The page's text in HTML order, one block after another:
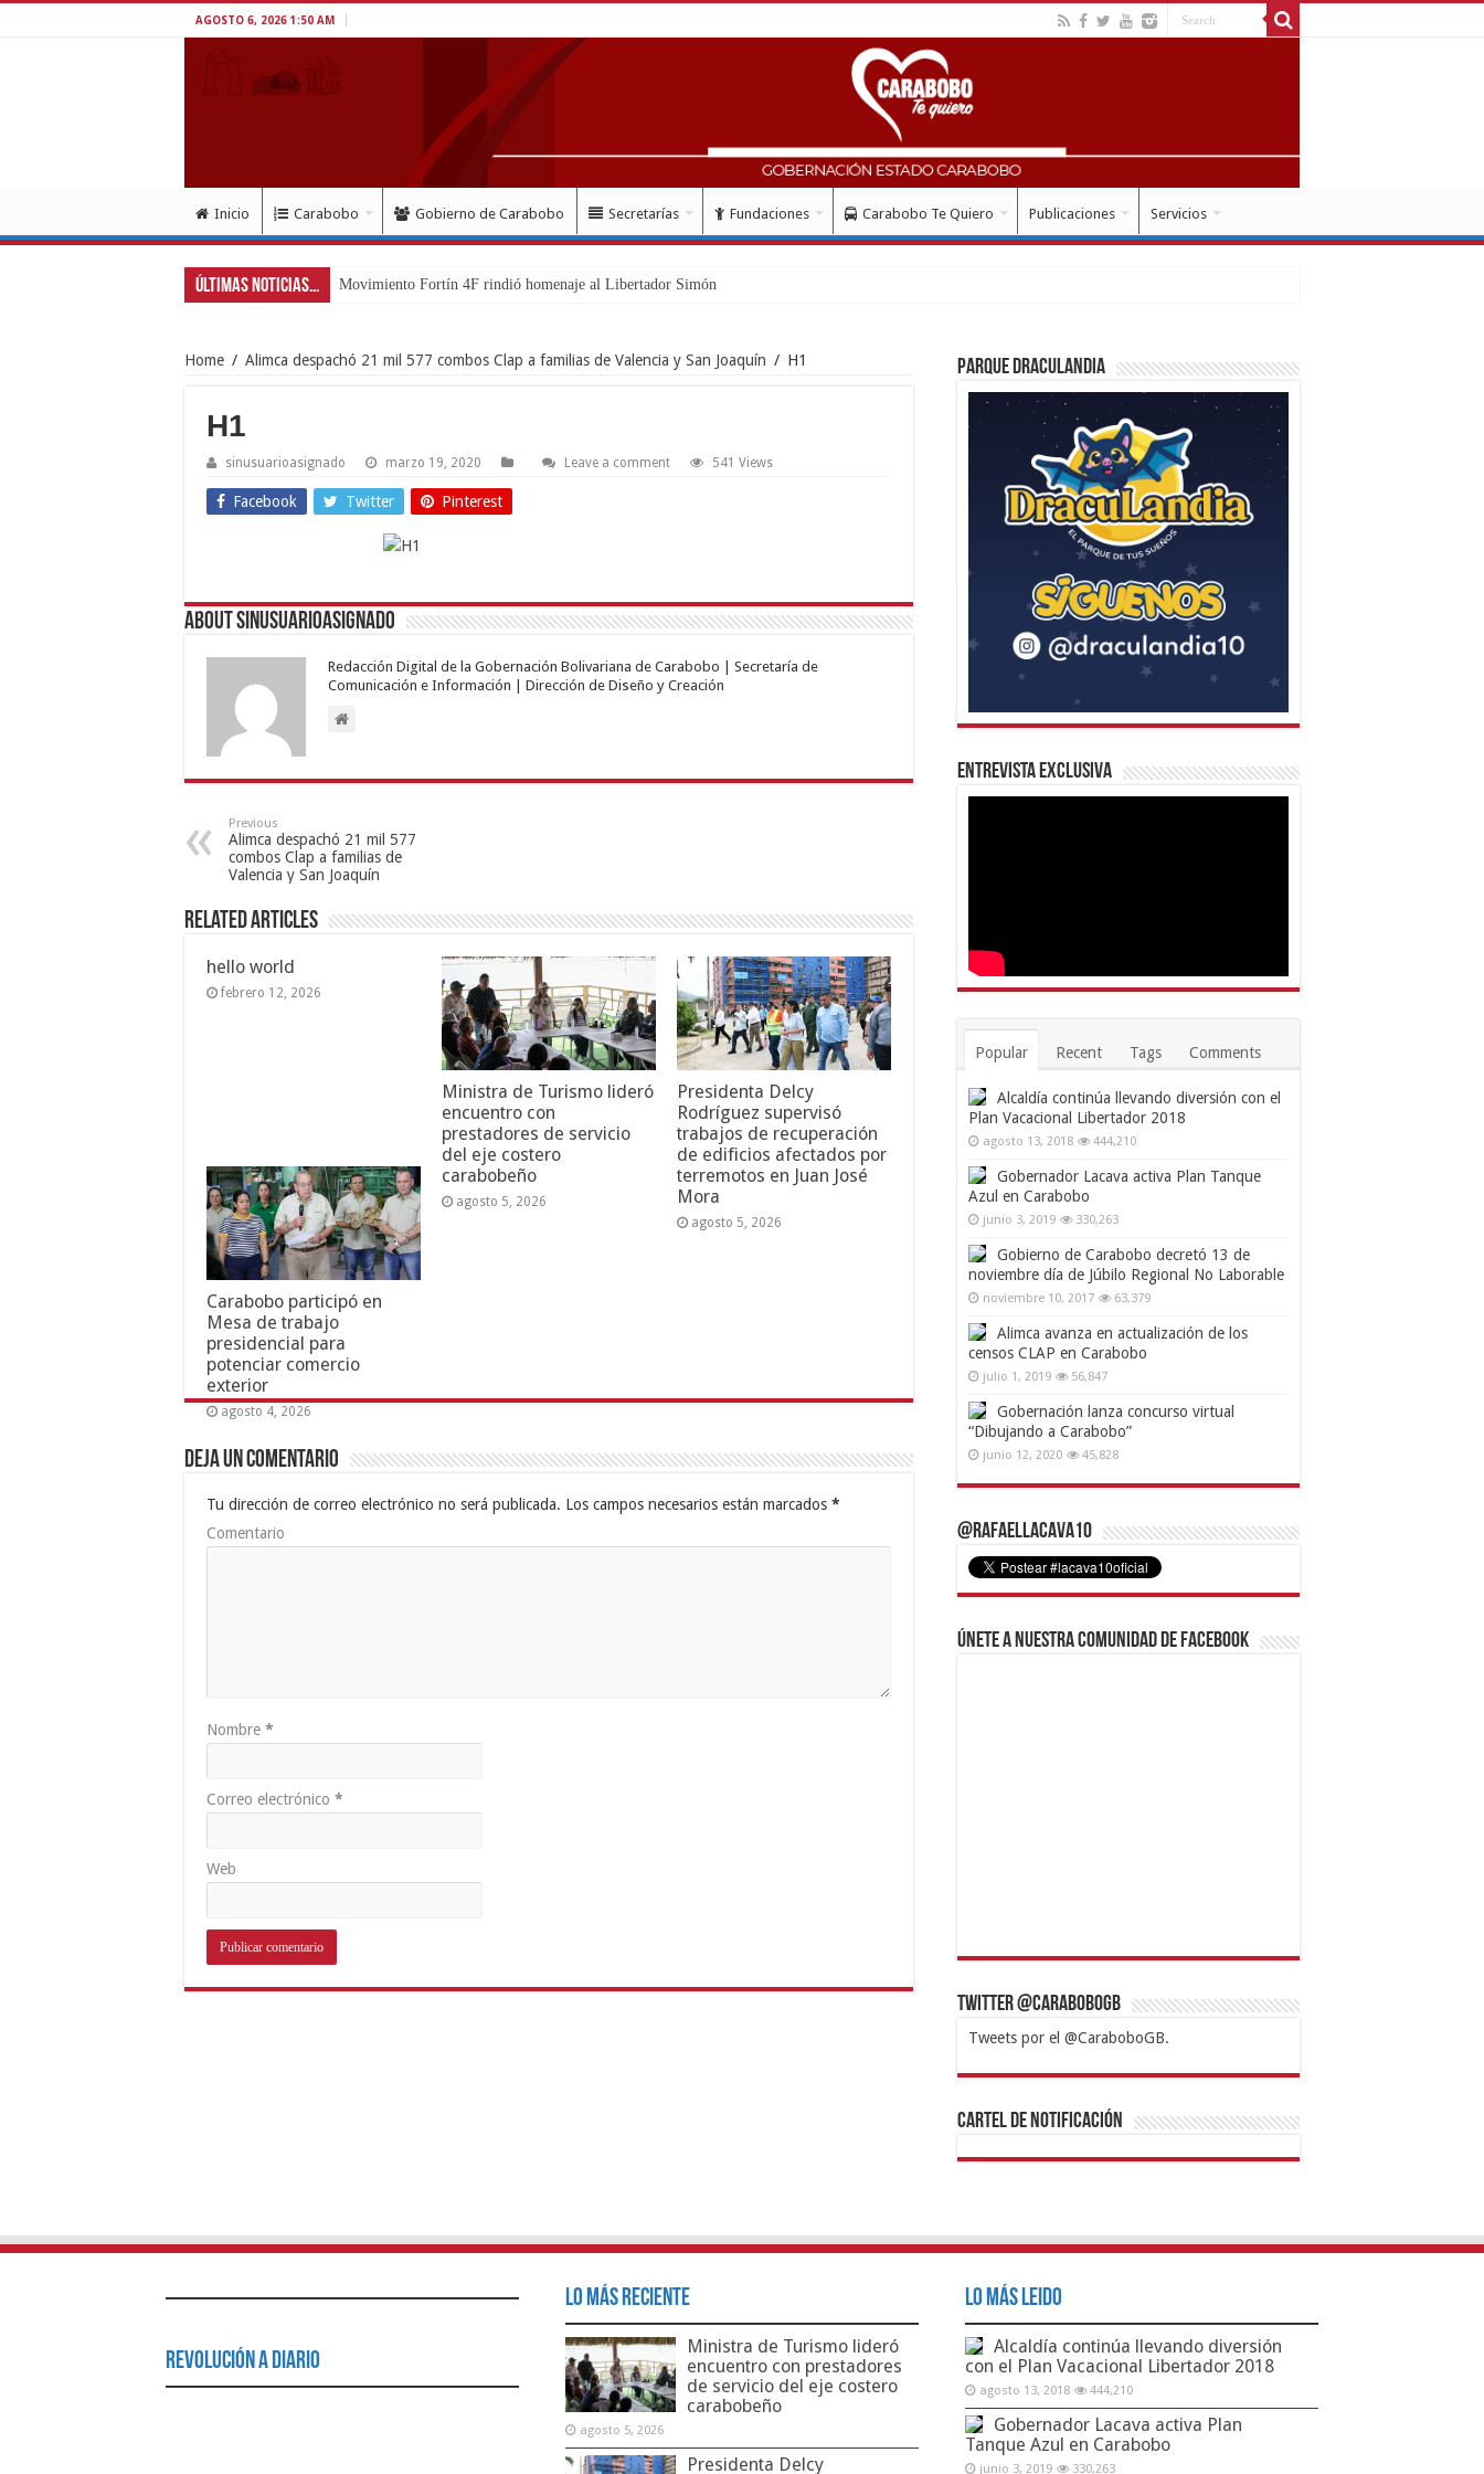
AGOSTO 6, 2026 1:50 AM
Inicio Carabobo Gobierno de Carabobo Secretarías Fundaciones Carabobo Te Quiero Publicaciones Servicios
Últimas Noticias... Movimiento Fortín 4F rindió homenaje al Libertador Simón Bolívar recorda
Home / Alimca despachó 21 mil 577 combos Clap a familias de Valencia y San Joaquín / H1
H1
sinusuarioasignado marzo 19, 2020 Leave a comment 541 Views
Facebook Twitter Pinterest
About sinusuarioasignado
Redacción Digital de la Gobernación Bolivariana de Carabobo | Secretaría de
Comunicación e Información | Dirección de Diseño y Creación
Previous
Alimca despachó 21 mil 577
combos Clap a familias de
Valencia y San Joaquín
Related Articles
hello world
febrero 12, 2026
Ministra de Turismo lideró
encuentro con
prestadores de servicio
del eje costero
carabobeño
agosto 5, 2026
Presidenta Delcy
Rodríguez supervisó
trabajos de recuperación
de edificios afectados por
terremotos en Juan José
Mora
agosto 5, 2026
Carabobo participó en
Mesa de trabajo
presidencial para
potenciar comercio
exterior
agosto 4, 2026
Deja un comentario
Tu dirección de correo electrónico no será publicada. Los campos necesarios están marcados *
Comentario
Nombre *
Correo electrónico *
Web
Parque Draculandia
Entrevista Exclusiva
Popular Recent Tags Comments
Alcaldía continúa llevando diversión con el
Plan Vacacional Libertador 2018
agosto 13, 2018 444,210
Gobernador Lacava activa Plan Tanque
Azul en Carabobo
junio 3, 2019 330,263
Gobierno de Carabobo decretó 13 de
noviembre día de Júbilo Regional No Laborable
noviembre 10, 2017 63,379
Alimca avanza en actualización de los
censos CLAP en Carabobo
julio 1, 2019 56,847
Gobernación lanza concurso virtual
“Dibujando a Carabobo”
junio 12, 2020 45,828
@RafaelLacava10
Únete a nuestra comunidad de Facebook
Twitter @CaraboboGB
Tweets por el @CaraboboGB.
1xbetBetturkeyBetistKralbetSupertotobetTipobet
https://mvbcasino.com/
Cartel de Notificación
Revolución a Diario
Lo Más Reciente
Ministra de Turismo lideró
encuentro con prestadores
de servicio del eje costero
carabobeño
agosto 5, 2026
Presidenta Delcy
Lo Más Leido
Alcaldía continúa llevando diversión
con el Plan Vacacional Libertador 2018
agosto 13, 2018 444,210
Gobernador Lacava activa Plan
Tanque Azul en Carabobo
junio 3, 2019 330,263